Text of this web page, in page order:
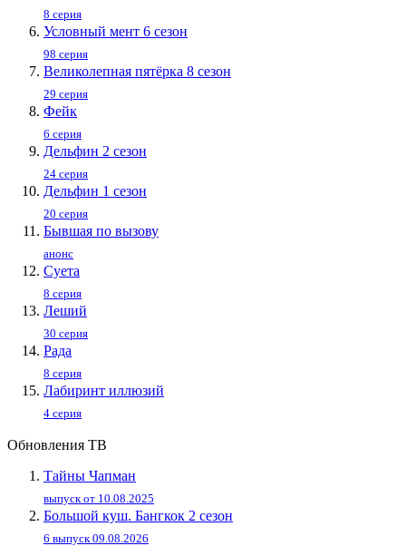
8 серия
Условный мент 6 сезон
98 серия
Великолепная пятёрка 8 сезон
29 серия
Фейк
6 серия
Дельфин 2 сезон
24 серия
Дельфин 1 сезон
20 серия
Бывшая по вызову
анонс
Суета
8 серия
Леший
30 серия
Рада
8 серия
Лабиринт иллюзий
4 серия
Обновления ТВ
Тайны Чапман
выпуск от 10.08.2025
Большой куш. Бангкок 2 сезон
6 выпуск 09.08.2026